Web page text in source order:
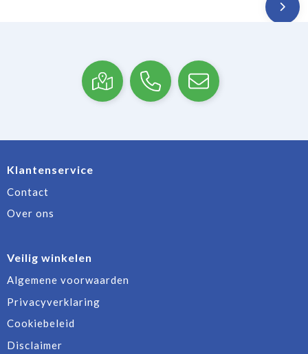
Klantenservice
Contact
Over ons
Veilig winkelen
Algemene voorwaarden
Privacyverklaring
Cookiebeleid
Disclaimer